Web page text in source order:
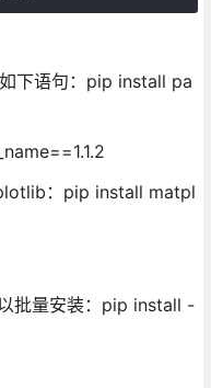
下语句：pip install pa
：pip install matpl
批量安装：pip install -